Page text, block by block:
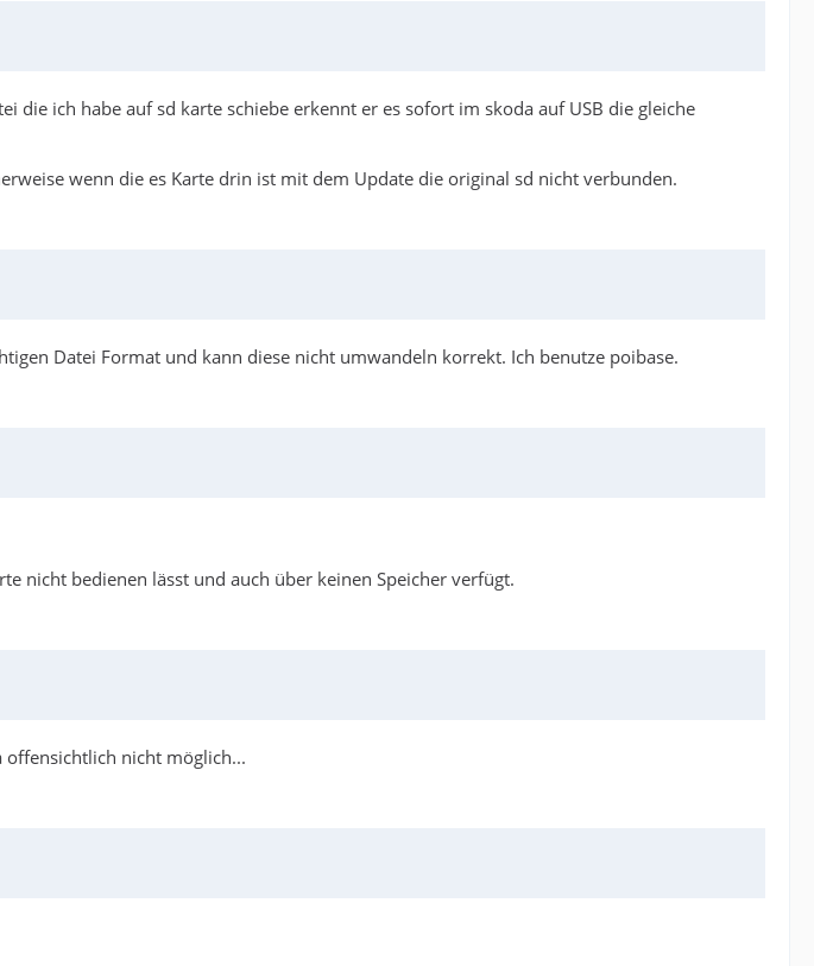
die ich habe auf sd karte schiebe erkennt er es sofort im skoda auf USB die gleiche
wenn die es Karte drin ist mit dem Update die original sd nicht verbunden.
Datei Format und kann diese nicht umwandeln korrekt. Ich benutze poibase.
nicht bedienen lässt und auch über keinen Speicher verfügt.
offensichtlich nicht möglich...